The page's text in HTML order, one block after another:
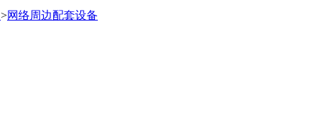
>网络周边配套设备